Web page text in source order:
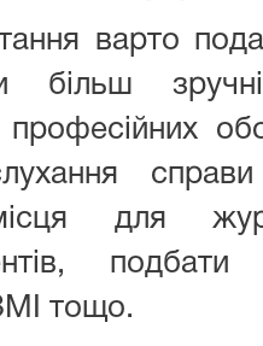
варто
більш
професійних
для
тощо.